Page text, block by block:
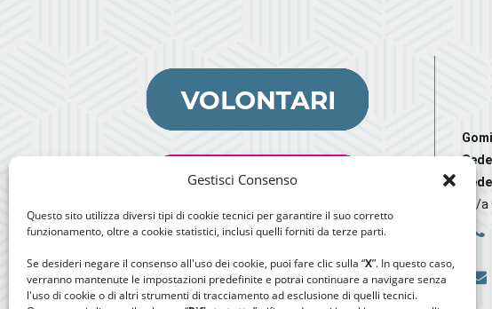
Gestisci Consenso
Questo sito utilizza diversi tipi di cookie tecnici per garantire il suo corretto
funzionamento, oltre a cookie statistici, inclusi quelli forniti da terze parti.
Se desideri negare il consenso all'uso dei cookie, puoi fare clic sulla “X”. In questo caso,
verranno mantenute le impostazioni predefinite e potrai continuare a navigare senza
l'uso di cookie o di altri strumenti di tracciamento ad esclusione di quelli tecnici.
20/